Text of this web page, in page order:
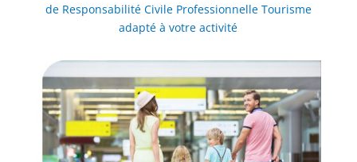
de Responsabilité Civile Professionnelle Tourisme
adapté à votre activité